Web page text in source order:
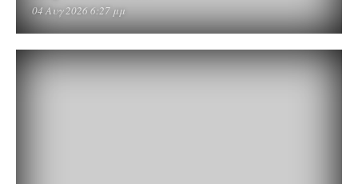
04 Αυγ 2026 6:27 μμ